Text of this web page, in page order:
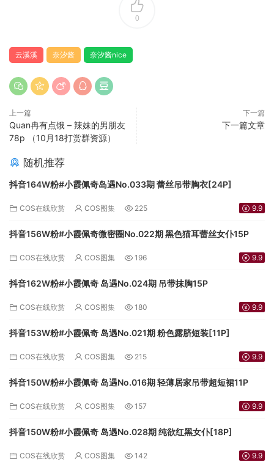
0
云溪溪 奈汐酱 奈汐酱nice
上一篇
Quan冉有点饿 – 辣妹的男朋友
78p （10月18打赏群资源）
下一篇
下一篇文章
随机推荐
抖音164W粉#小霞佩奇岛遇No.033期 蕾丝吊带胸衣[24P]
COS在线欣赏 COS图集 225 9.9
抖音156W粉#小霞佩奇微密圈No.022期 黑色猫耳蕾丝女仆15P
COS在线欣赏 COS图集 196 9.9
抖音162W粉#小霞佩奇 岛遇No.024期 吊带抹胸15P
COS在线欣赏 COS图集 180 9.9
抖音153W粉#小霞佩奇 岛遇No.021期 粉色露脐短装[11P]
COS在线欣赏 COS图集 215 9.9
抖音150W粉#小霞佩奇 岛遇No.016期 轻薄居家吊带超短裙11P
COS在线欣赏 COS图集 157 9.9
抖音150W粉#小霞佩奇 岛遇No.028期 纯欲红黑女仆[18P]
COS在线欣赏 COS图集 142 9.9